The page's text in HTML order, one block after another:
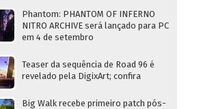
Phantom: PHANTOM OF INFERNO
NITRO ARCHIVE será lançado para PC
em 4 de setembro
Teaser da sequência de Road 96 é
revelado pela DigixArt; confira
Big Walk recebe primeiro patch pós-